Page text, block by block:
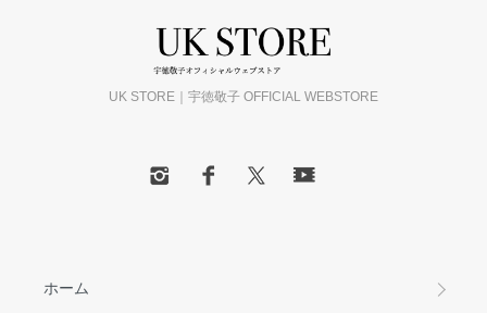
UK STORE｜宇徳敬子 OFFICIAL WEBSTORE
ホーム